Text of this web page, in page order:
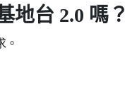
地台 2.0 嗎？
。